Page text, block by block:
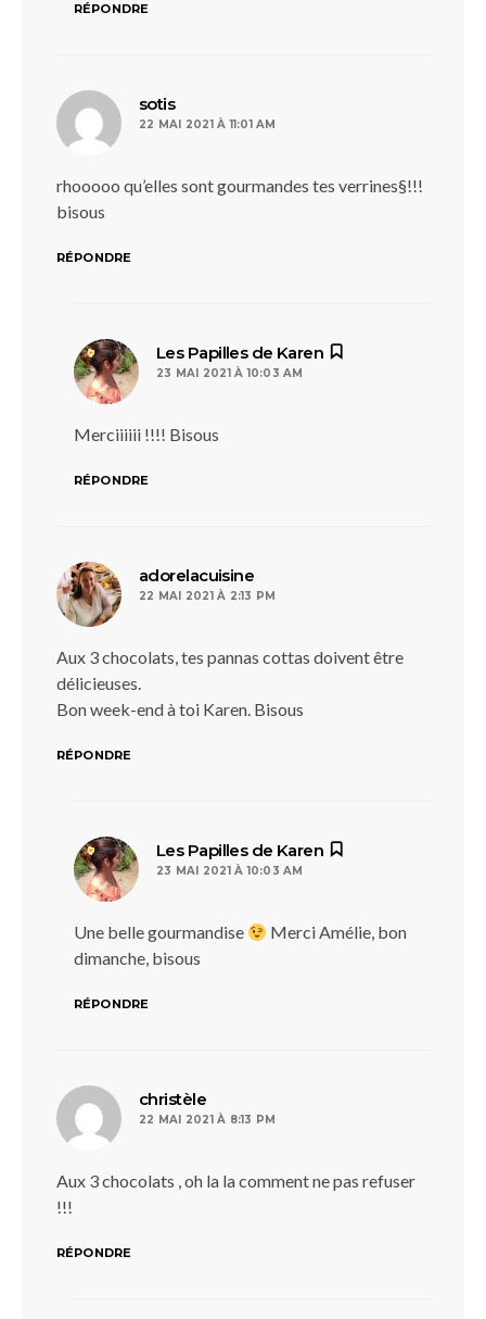
RÉPONDRE
sotisdit :
22 MAI 2021 À 11:01 AM
rhooooo qu’elles sont gourmandes tes verrines§!!!
bisous
RÉPONDRE
Les Papilles de Karen
23 MAI 2021 À 10:03 AM
Merciiiiii !!!! Bisous
RÉPONDRE
adorelacuisine
22 MAI 2021 À 2:13 PM
Aux 3 chocolats, tes pannas cottas doivent être
délicieuses.
Bon week-end à toi Karen. Bisous
RÉPONDRE
Les Papilles de Karen
23 MAI 2021 À 10:03 AM
Une belle gourmandise
Merci Amélie, bon
dimanche, bisous
RÉPONDRE
christèledit :
22 MAI 2021 À 8:13 PM
Aux 3 chocolats , oh la la comment ne pas refuser
!!!
RÉPONDRE